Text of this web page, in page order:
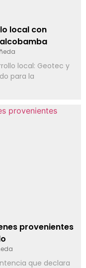
local con
local: Geotec y
para la
provenientes
que declara